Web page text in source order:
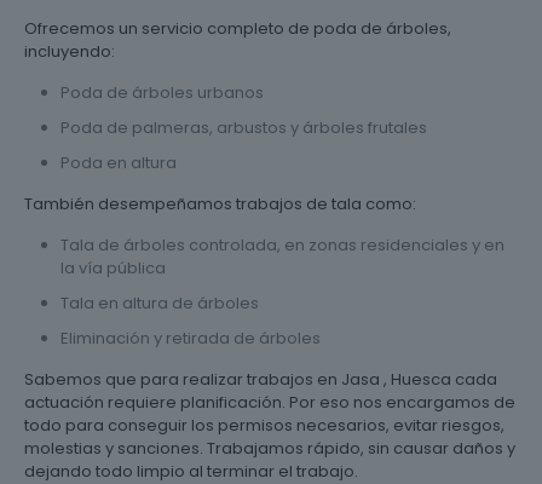
Ofrecemos un servicio completo de poda de árboles,
incluyendo:
Poda de árboles urbanos
Poda de palmeras, arbustos y árboles frutales
Poda en altura
También desempeñamos trabajos de tala como:
Tala de árboles controlada, en zonas residenciales y en
la vía pública
Tala en altura de árboles
Eliminación y retirada de árboles
Sabemos que para realizar trabajos en Jasa , Huesca cada
actuación requiere planificación. Por eso nos encargamos de
todo para conseguir los permisos necesarios, evitar riesgos,
molestias y sanciones. Trabajamos rápido, sin causar daños y
dejando todo limpio al terminar el trabajo.